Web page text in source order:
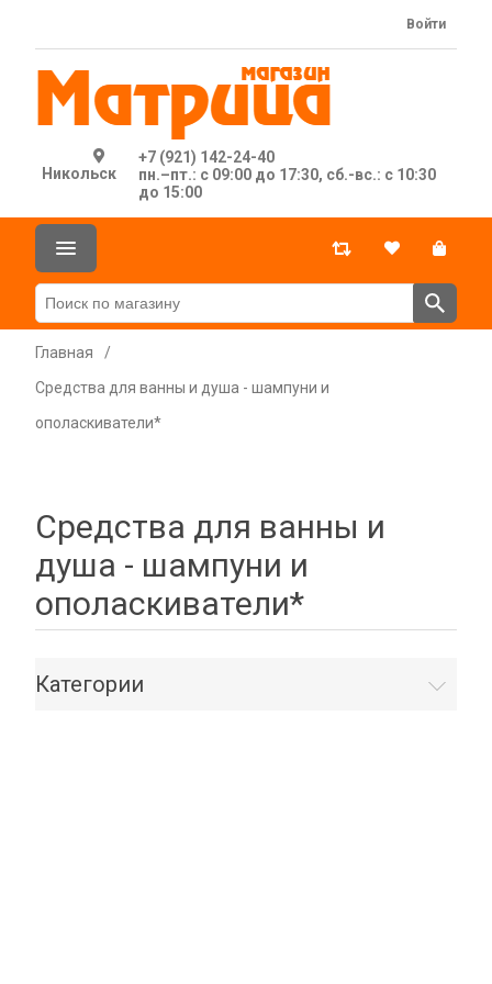
Никольск
+7 (921) 142-24-40
пн.–пт.: с 09:00 до 17:30, сб.-вс.: с 10:30
до 15:00
Войти
Главная
/
Средства для ванны и душа - шампуни и
ополаскиватели*
Средства для ванны и
душа - шампуни и
ополаскиватели*
Категории